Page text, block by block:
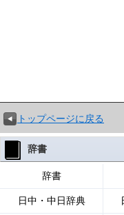
トップページに戻る
辞書
辞書
日中・中日辞典